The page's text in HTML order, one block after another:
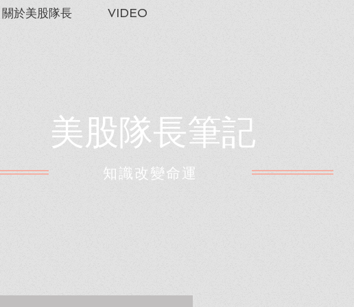
關於美股隊長 VIDEO
美股隊長筆記
​知識改變命運